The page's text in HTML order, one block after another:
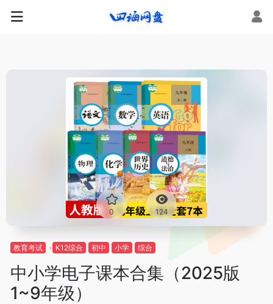
0 124
教育考试 K12综合 初中 小学 综合
中小学电子课本合集（2025版
1~9年级）